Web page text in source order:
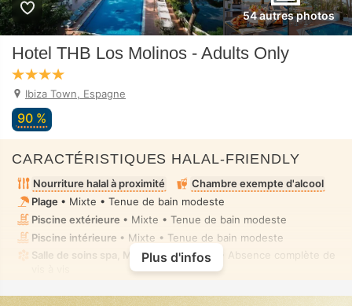
54 autres photos
Hotel THB Los Molinos - Adults Only
Ibiza Town, Espagne
90 %
CARACTÉRISTIQUES HALAL-FRIENDLY
Nourriture halal à proximité
Chambre exempte d'alcool
Plage • Mixte • Tenue de bain modeste
Piscine extérieure • Mixte • Tenue de bain modeste
Piscine intérieure • Mixte • Tenue de bain modeste
Salle de soins spa, Massage • Privé(e) • Absence complète de
Plus d'infos